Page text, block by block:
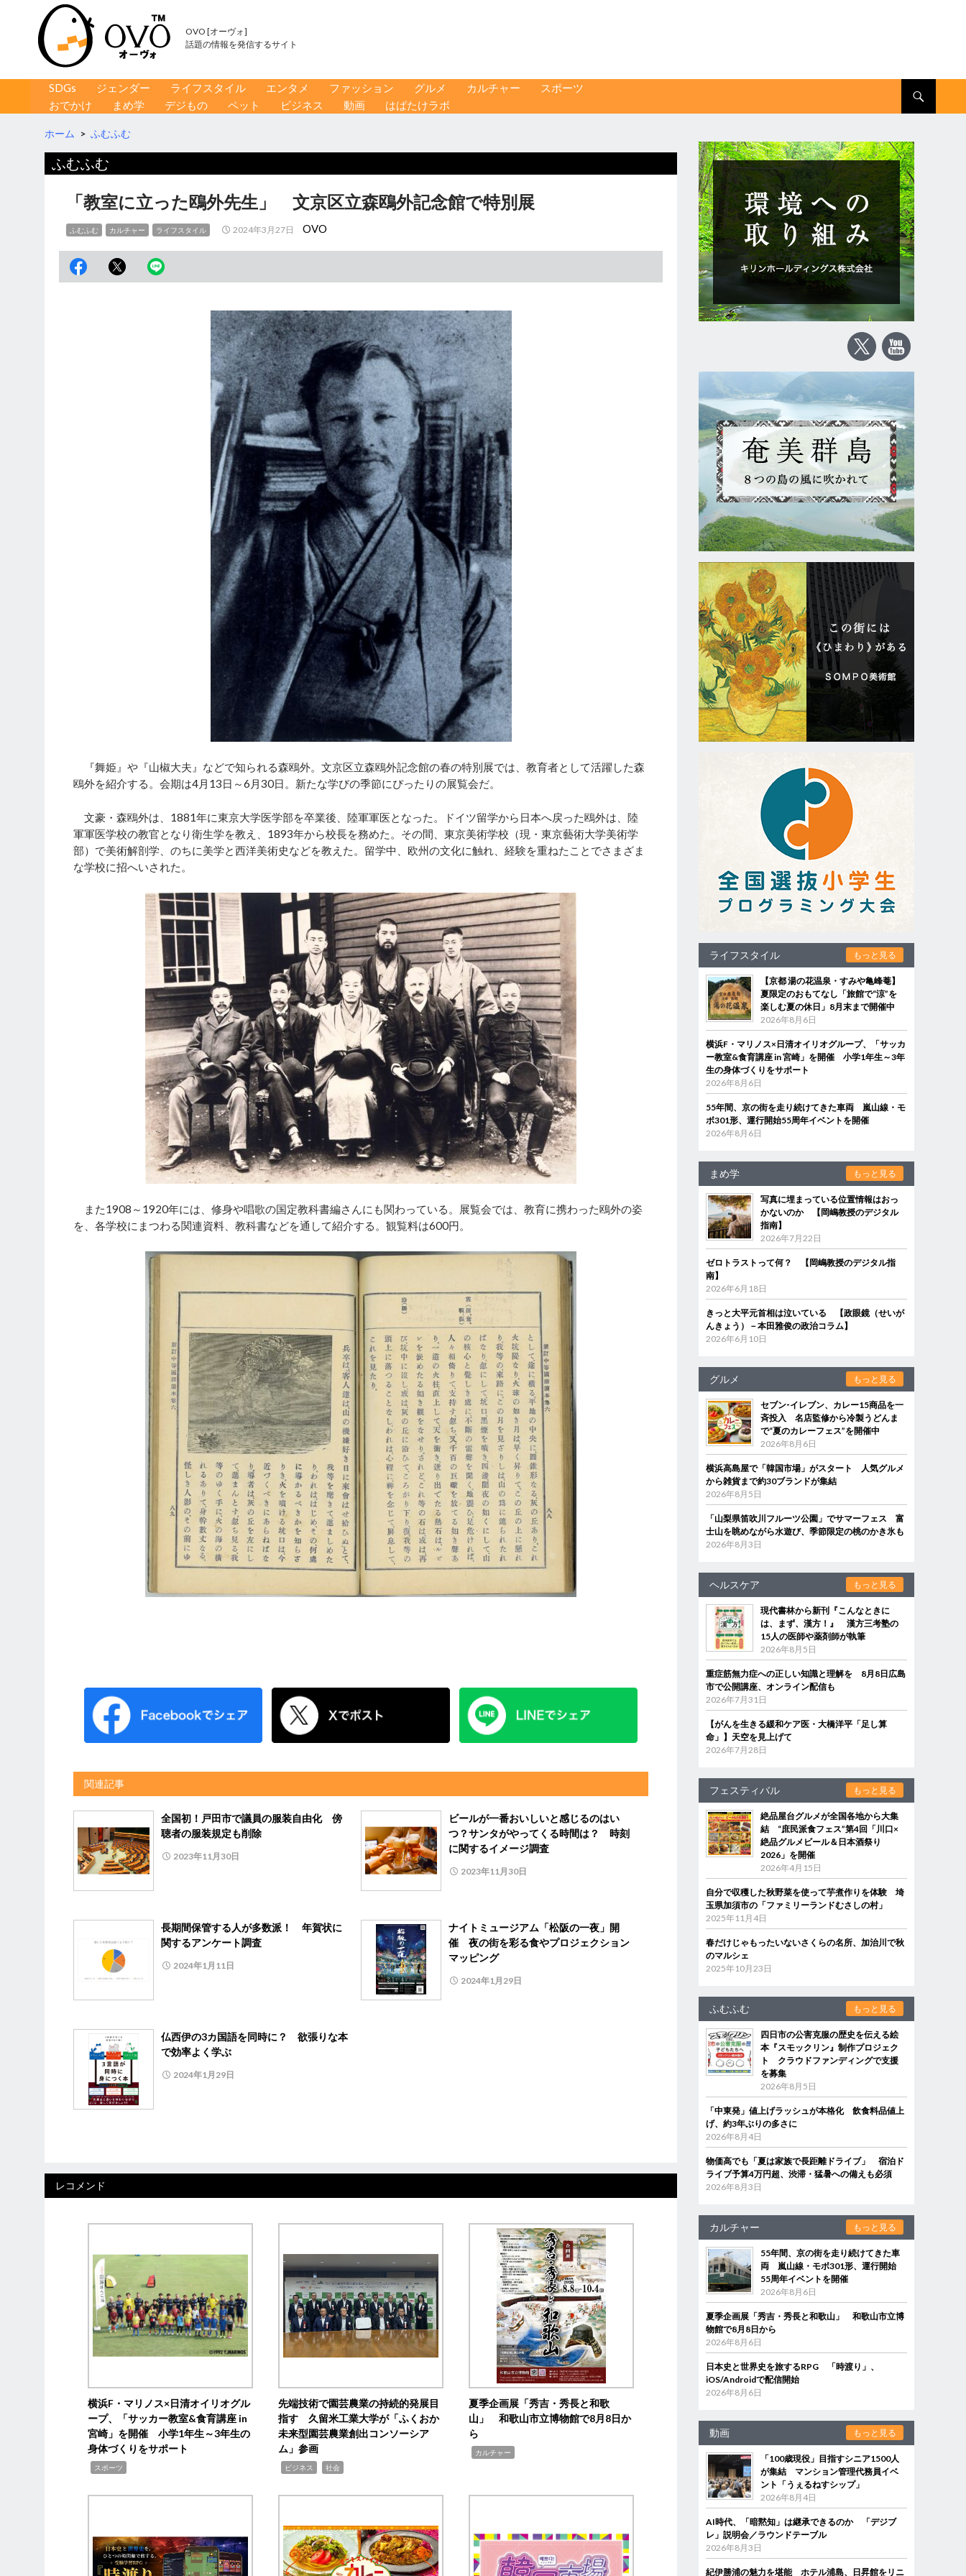
OVO [オーヴォ]
話題の情報を発信するサイト
コンテンツへ移動
SDGs ジェンダー ライフスタイル エンタメ ファッション グルメ カルチャー
スポーツ
おでかけ
まめ学 デジもの ペット ビジネス 動画 はばたけラボ
ホーム > ふむふむ
ふむふむ
「教室に立った鴎外先生」 文京区立森鴎外記念館で特別展
ふむふむ カルチャー ライフスタイル 2024年3月27日 OVO
『舞姫』や『山椒大夫』などで知られる森鴎外。文京区立森鴎外記念館の春の特別展では、教育者として活躍した森
鴎外を紹介する。会期は4月13日～6月30日。新たな学びの季節にぴったりの展覧会だ。
文豪・森鴎外は、1881年に東京大学医学部を卒業後、陸軍軍医となった。ドイツ留学から日本へ戻った鴎外は、陸
軍軍医学校の教官となり衛生学を教え、1893年から校長を務めた。その間、東京美術学校（現・東京藝術大学美術学
部）で美術解剖学、のちに美学と西洋美術史などを教えた。留学中、欧州の文化に触れ、経験を重ねたことでさまざま
な学校に招へいされた。
また1908～1920年には、修身や唱歌の国定教科書編さんにも関わっている。展覧会では、教育に携わった鴎外の姿
を、各学校にまつわる関連資料、教科書などを通して紹介する。観覧料は600円。
関連記事
全国初！戸田市で議員の服装自由化 傍
聴者の服装規定も削除
2023年11月30日
ビールが一番おいしいと感じるのはい
つ？サンタがやってくる時間は？ 時刻
に関するイメージ調査
2023年11月30日
長期間保管する人が多数派！ 年賀状に
関するアンケート調査
2024年1月11日
ナイトミュージアム「松阪の一夜」開
催 夜の街を彩る食やプロジェクション
マッピング
2024年1月29日
仏西伊の3カ国語を同時に？ 欲張りな本
で効率よく学ぶ
2024年1月29日
レコメンド
横浜F・マリノス×日清オイリオグル
ープ、「サッカー教室&食育講座 in
宮崎」を開催 小学1年生～3年生の
身体づくりをサポート
スポーツ
先端技術で園芸農業の持続的発展目
指す 久留米工業大学が「ふくおか
未来型園芸農業創出コンソーシア
ム」参画
ビジネス 社会
夏季企画展「秀吉・秀長と和歌
山」 和歌山市立博物館で8月8日か
ら
カルチャー
ライフスタイル もっと見る
【京都 湯の花温泉・すみや亀峰菴】
夏限定のおもてなし「旅館で“涼”を
楽しむ夏の休日」8月末まで開催中
2026年8月6日
横浜F・マリノス×日清オイリオグループ、「サッカ
ー教室&食育講座 in 宮崎」を開催 小学1年生～3年
生の身体づくりをサポート
2026年8月6日
55年間、京の街を走り続けてきた車両 嵐山線・モ
ボ301形、運行開始55周年イベントを開催
2026年8月6日
まめ学 もっと見る
写真に埋まっている位置情報はおっ
かないのか 【岡嶋教授のデジタル
指南】
2026年7月22日
ゼロトラストって何？ 【岡嶋教授のデジタル指
南】
2026年6月18日
きっと大平元首相は泣いている 【政眼鏡（せいが
んきょう）－本田雅俊の政治コラム】
2026年6月10日
グルメ もっと見る
セブン‐イレブン、カレー15商品を一
斉投入 名店監修から冷製うどんま
で“夏のカレーフェス”を開催中
2026年8月6日
横浜高島屋で「韓国市場」がスタート 人気グルメ
から雑貨まで約30ブランドが集結
2026年8月5日
「山梨県笛吹川フルーツ公園」でサマーフェス 富
士山を眺めながら水遊び、季節限定の桃のかき氷も
2026年8月3日
ヘルスケア もっと見る
現代書林から新刊『こんなときに
は、まず、漢方！』 漢方三考塾の
15人の医師や薬剤師が執筆
2026年8月5日
重症筋無力症への正しい知識と理解を 8月8日広島
市で公開講座、オンライン配信も
2026年7月31日
【がんを生きる緩和ケア医・大橋洋平「足し算
命」】天空を見上げて
2026年7月28日
フェスティバル もっと見る
絶品屋台グルメが全国各地から大集
結 “庶民派食フェス”第4回「川口×
絶品グルメビール＆日本酒祭り
2026」を開催
2026年4月15日
自分で収穫した秋野菜を使って芋煮作りを体験 埼
玉県加須市の「ファミリーランドむさしの村」
2025年11月4日
春だけじゃもったいないさくらの名所、加治川で秋
のマルシェ
2025年10月23日
ふむふむ もっと見る
四日市の公害克服の歴史を伝える絵
本『スモックリン』制作プロジェク
ト クラウドファンディングで支援
を募集
2026年8月5日
「中東発」値上げラッシュが本格化 飲食料品値上
げ、約3年ぶりの多さに
2026年8月4日
物価高でも「夏は家族で長距離ドライブ」 宿泊ド
ライブ予算4万円超、渋滞・猛暑への備えも必須
2026年8月3日
カルチャー もっと見る
55年間、京の街を走り続けてきた車
両 嵐山線・モボ301形、運行開始
55周年イベントを開催
2026年8月6日
夏季企画展「秀吉・秀長と和歌山」 和歌山市立博
物館で8月8日から
2026年8月6日
日本史と世界史を旅するRPG 「時渡り」、
iOS/Androidで配信開始
2026年8月6日
動画 もっと見る
「100歳現役」目指すシニア1500人
が集結 マンション管理代務員イベ
ント「うぇるねすシップ」
2026年8月4日
AI時代、「暗黙知」は継承できるのか 「デジブ
レ」説明会／ラウンドテーブル
2026年8月3日
紀伊勝浦の魅力を堪能 ホテル浦島、日昇館をリニ